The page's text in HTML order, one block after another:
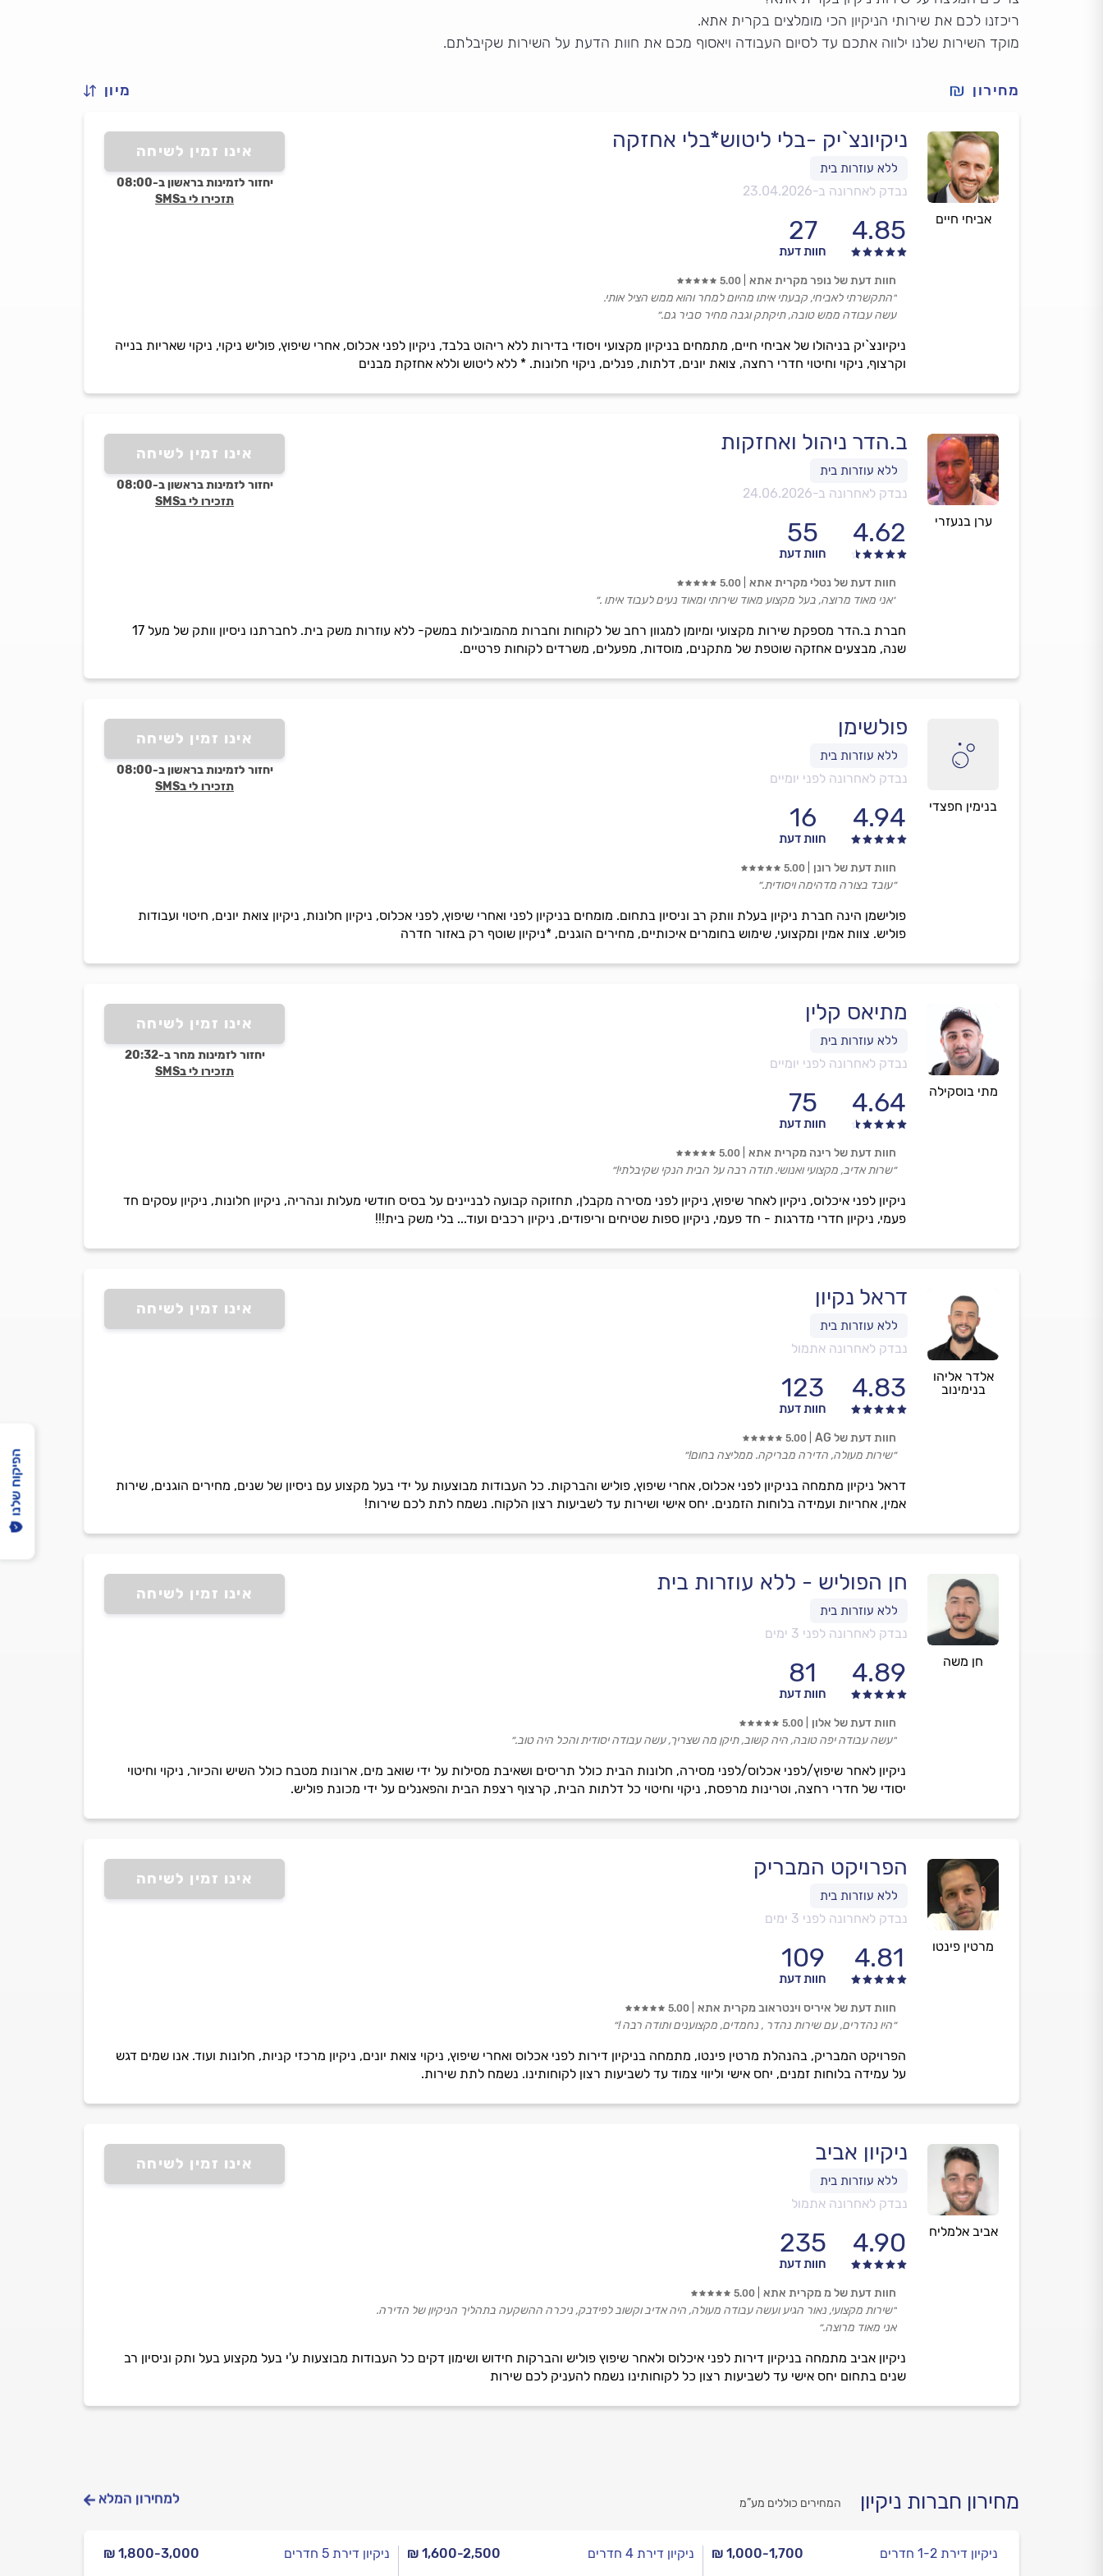
ריכזנו לכם את שירותי הניקיון הכי מומלצים בקרית אתא.
מוקד השירות שלנו ילווה אתכם עד לסיום העבודה ויאסוף מכם את חוות הדעת על השירות שקיבלתם.
מחירון מיון
אביחי חיים
ניקיונצ`יק -בלי ליטוש*בלי אחזקה
נבדק לאחרונה ב-23.04.2026
4.85
27
חוות דעת
אינו זמין לשיחה
יחזור לזמינות בראשון ב-08:00
תזכירו לי בSMS
ניקיונצ`יק בניהולו של אביחי חיים, מתמחים בניקיון מקצועי ויסודי בדירות ללא ריהוט בלבד, ניקיון לפני אכלוס, אחרי שיפוץ, פוליש ניקוי, ניקוי שאריות בנייה
וקרצוף, ניקוי וחיטוי חדרי רחצה, צואת יונים, דלתות, פנלים, ניקוי חלונות. * ללא ליטוש וללא אחזקת מבנים
חוות דעת של נופר מקרית אתא 5.00
״התקשרתי לאביחי, קבעתי איתו מהיום למחר והוא ממש הציל אותי.
עשה עבודה ממש טובה, תיקתק וגבה מחיר סביר גם.״
ערן בנעזרי
ב.הדר ניהול ואחזקות
נבדק לאחרונה ב-24.06.2026
4.62
55
חוות דעת
אינו זמין לשיחה
יחזור לזמינות בראשון ב-08:00
תזכירו לי בSMS
חברת ב.הדר מספקת שירות מקצועי ומיומן למגוון רחב של לקוחות וחברות מהמובילות במשק- ללא עוזרות משק בית. לחברתנו ניסיון וותק של מעל 17
שנה, מבצעים אחזקה שוטפת של מתקנים, מוסדות, מפעלים, משרדים לקוחות פרטיים.
חוות דעת של נטלי מקרית אתא 5.00
״אני מאוד מרוצה, בעל מקצוע מאוד שירותי ומאוד נעים לעבוד איתו .״
בנימין חפצדי
פולשימן
נבדק לאחרונה לפני יומיים
4.94
16
חוות דעת
אינו זמין לשיחה
יחזור לזמינות בראשון ב-08:00
תזכירו לי בSMS
פולישמן הינה חברת ניקיון בעלת וותק רב וניסיון בתחום. מומחים בניקיון לפני ואחרי שיפוץ, לפני אכלוס, ניקיון חלונות, ניקיון צואת יונים, חיטוי ועבודות
פוליש. צוות אמין ומקצועי, שימוש בחומרים איכותיים, מחירים הוגנים, *ניקיון שוטף רק באזור חדרה
חוות דעת של רונן 5.00
״עובד בצורה מדהימה ויסודית.״
מתי בוסקילה
מתיאס קלין
נבדק לאחרונה לפני יומיים
4.64
75
חוות דעת
אינו זמין לשיחה
יחזור לזמינות מחר ב-20:32
תזכירו לי בSMS
ניקיון לפני איכלוס, ניקיון לאחר שיפוץ, ניקיון לפני מסירה מקבלן, תחזוקה קבועה לבניינים על בסיס חודשי מעלות ונהריה, ניקיון חלונות, ניקיון עסקים חד
פעמי, ניקיון חדרי מדרגות - חד פעמי, ניקיון ספות שטיחים וריפודים, ניקיון רכבים ועוד... בלי משק בית!!!
חוות דעת של רינה מקרית אתא 5.00
״שרות אדיב, מקצועי ואנושי. תודה רבה על הבית הנקי שקיבלתי!״
אלדר אליהו
בנימינוב
דראל נקיון
נבדק לאחרונה אתמול
4.83
123
חוות דעת
אינו זמין לשיחה
דראל ניקיון מתמחה בניקיון לפני אכלוס, אחרי שיפוץ, פוליש והברקות. כל העבודות מבוצעות על ידי בעל מקצוע עם ניסיון של שנים, מחירים הוגנים, שירות
אמין, אחריות ועמידה בלוחות הזמנים. יחס אישי ושירות עד לשביעות רצון הלקוח. נשמח לתת לכם שירות!
חוות דעת של AG 5.00
״שירות מעולה, הדירה מבריקה. ממליצה בחום!״
חן משה
חן הפוליש - ללא עוזרות בית
נבדק לאחרונה לפני 3 ימים
4.89
81
חוות דעת
אינו זמין לשיחה
ניקיון לאחר שיפוץ/לפני אכלוס/לפני מסירה, חלונות הבית כולל תריסים ושאיבת מסילות על ידי שואב מים, ארונות מטבח כולל השיש והכיור, ניקוי וחיטוי
יסודי של חדרי רחצה, וטרינות מרפסת, ניקוי וחיטוי כל דלתות הבית, קרצוף רצפת הבית והפאנלים על ידי מכונת פוליש.
חוות דעת של אלון 5.00
״עשה עבודה יפה טובה, היה קשוב, תיקן מה שצריך, עשה עבודה יסודית והכל היה טוב.״
מרטין פינטו
הפרויקט המבריק
נבדק לאחרונה לפני 3 ימים
4.81
109
חוות דעת
אינו זמין לשיחה
הפרויקט המבריק, בהנהלת מרטין פינטו, מתמחה בניקיון דירות לפני אכלוס ואחרי שיפוץ, ניקוי צואת יונים, ניקיון מרכזי קניות, חלונות ועוד. אנו שמים דגש
על עמידה בלוחות זמנים, יחס אישי וליווי צמוד עד לשביעות רצון לקוחותינו. נשמח לתת שירות.
חוות דעת של איריס וינטראוב מקרית אתא 5.00
״היו נהדרים, עם שירות נהדר , נחמדים, מקצוענים ותודה רבה !״
אביב אלמליח
ניקיון אביב
נבדק לאחרונה אתמול
4.90
235
חוות דעת
אינו זמין לשיחה
ניקיון אביב מתמחה בניקיון דירות לפני איכלוס ולאחר שיפוץ פוליש והברקות חידוש ושימון דקים כל העבודות מבוצעות ע'י בעל מקצוע בעל ותק וניסיון רב
שנים בתחום יחס אישי עד לשביעות רצון כל לקוחותינו נשמח להעניק לכם שירות
חוות דעת של מ מקרית אתא 5.00
״שירות מקצועי, נאור הגיע ועשה עבודה מעולה, היה אדיב וקשוב לפידבק, ניכרה ההשקעה בתהליך הניקיון של הדירה.
אני מאוד מרוצה.״
מחירון חברות ניקיון המחירים כוללים מע”מ למחירון המלא
₪ 1,000-1,700 ניקיון דירת 1-2 חדרים ₪ 1,600-2,500 ניקיון דירת 4 חדרים ₪ 1,800-3,000 ניקיון דירת 5 חדרים
הפיקוח שלנו